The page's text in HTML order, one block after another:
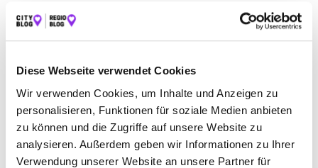
Diese Webseite verwendet Cookies
Wir verwenden Cookies, um Inhalte und Anzeigen zu
personalisieren, Funktionen für soziale Medien anbieten
zu können und die Zugriffe auf unsere Website zu
analysieren. Außerdem geben wir Informationen zu Ihrer
Verwendung unserer Website an unsere Partner für
Geschlossen - öffnet morgen um 09:00 Uhr
GESTÜT HOF GRUMBACHAUE REITERHOF
BAD LIEBENSTEIN
Barchfelder Straße 41c| 36448 Bad Liebenstein DE
+491709046496